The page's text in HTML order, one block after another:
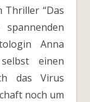
Thriller “Das
Anna
einen
das Virus
noch um